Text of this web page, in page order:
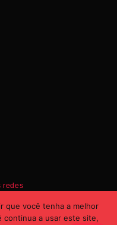
redes
que você tenha a melhor
continua a usar este site,